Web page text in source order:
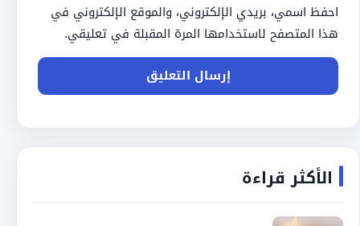
احفظ اسمي، بريدي الإلكتروني، والموقع الإلكتروني في
هذا المتصفح لاستخدامها المرة المقبلة في تعليقي.
الأكثر قراءة